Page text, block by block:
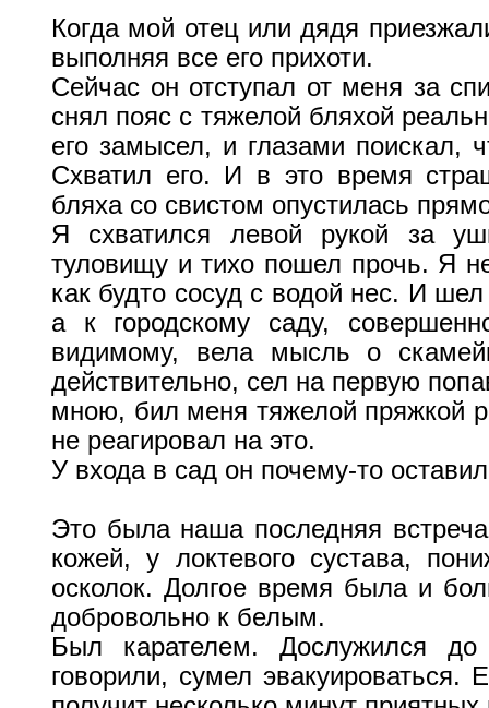
Когда мой отец или дядя
выполняя все его прихоти.
Сейчас он отступал от меня за
снял пояс с тяжелой бляхой
его замысел, и глазами поискал,
Схватил его. И в это время
бляха со свистом опустилась
Я схватился левой рукой за
туловищу и тихо пошел прочь. Я
как будто сосуд с водой нес. И
а к городскому саду,
видимому, вела мысль о
действительно, сел на первую
мною, бил меня тяжелой пряжкой
не реагировал на это.
У входа в сад он почему-то
Это была наша последняя
кожей, у локтевого сустава,
осколок. Долгое время была и
добровольно к белым.
Был карателем. Дослужился
говорили, сумел эвакуироваться.